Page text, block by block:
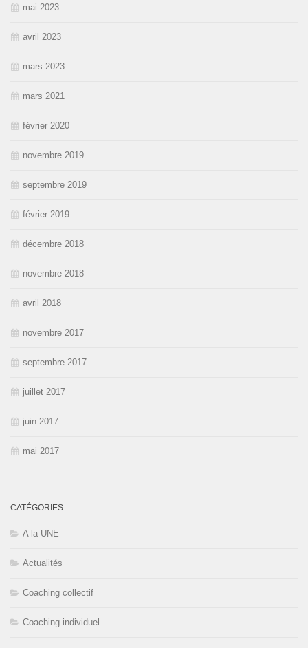
mai 2023
avril 2023
mars 2023
mars 2021
février 2020
novembre 2019
septembre 2019
février 2019
décembre 2018
novembre 2018
avril 2018
novembre 2017
septembre 2017
juillet 2017
juin 2017
mai 2017
CATÉGORIES
A la UNE
Actualités
Coaching collectif
Coaching individuel